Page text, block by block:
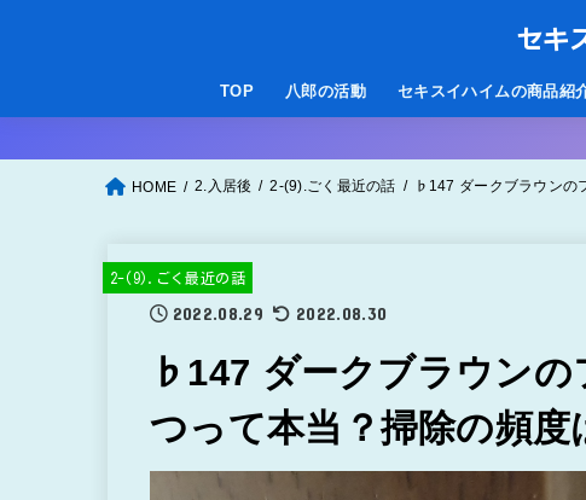
セキ
TOP 八郎の活動 セキスイハイムの商品紹
HOME 2.入居後 2-(9).ごく最近の話 ♭147 ダークブラウンの
2-(9).ごく最近の話
2022.08.29 2022.08.30
♭147 ダークブラウン
つって本当？掃除の頻度